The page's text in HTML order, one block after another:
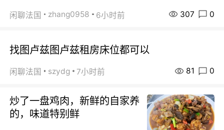
闲聊法国 zhang0958 6小时前 307 0
找图卢兹图卢兹租房床位都可以
闲聊法国 szydg 7小时前 81 0
炒了一盘鸡肉，新鲜的自家养
的，味道特别鲜